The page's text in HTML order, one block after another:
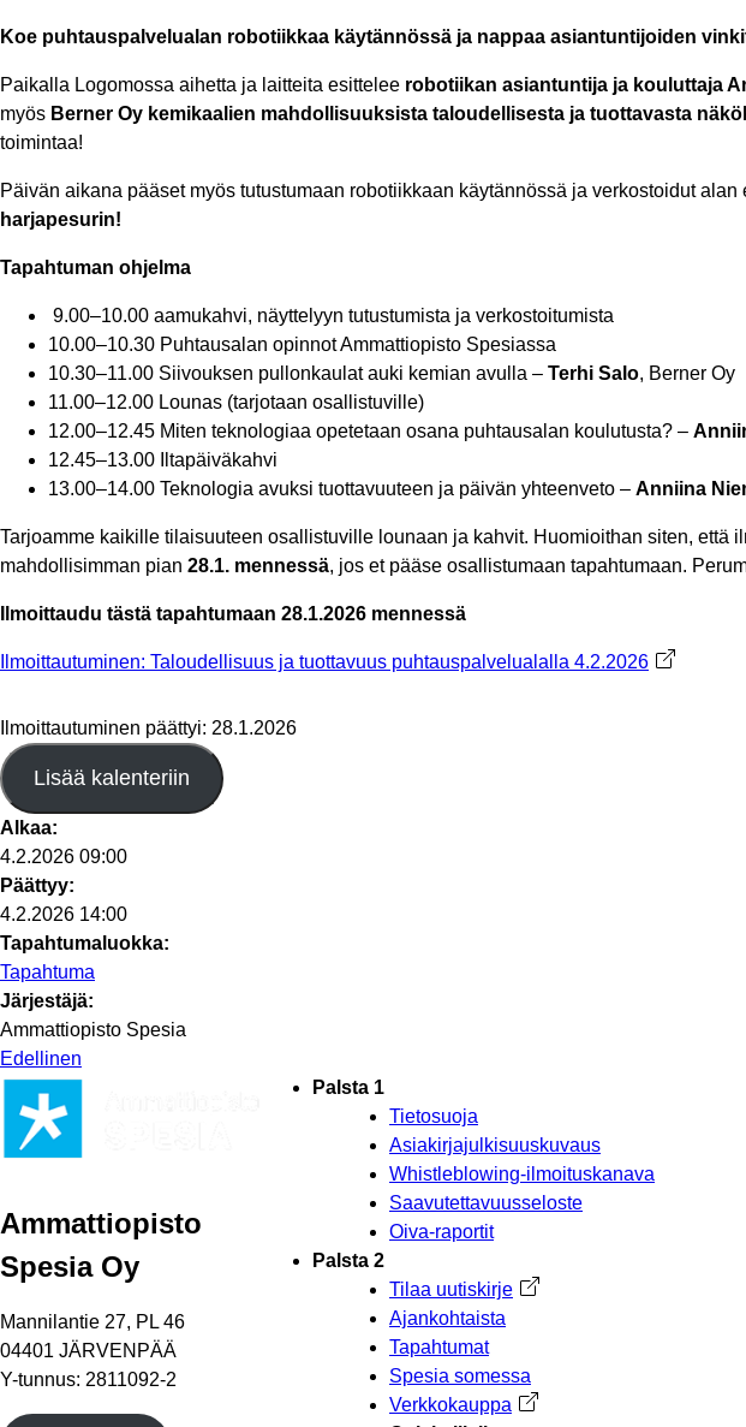
Koe puhtauspalvelualan robotiikkaa käytännössä ja nappaa asiantuntijoiden
Paikalla Logomossa aihetta ja laitteita esittelee robotiikan asiantuntija ja kouluttaja
myös Berner Oy kemikaalien mahdollisuuksista taloudellisesta ja tuottavasta
toimintaa!
Päivän aikana pääset myös tutustumaan robotiikkaan käytännössä ja verkostoidut
harjapesurin!
Tapahtuman ohjelma
9.00–10.00 aamukahvi, näyttelyyn tutustumista ja verkostoitumista
10.00–10.30 Puhtausalan opinnot Ammattiopisto Spesiassa
10.30–11.00 Siivouksen pullonkaulat auki kemian avulla – Terhi Salo, Berner Oy
11.00–12.00 Lounas (tarjotaan osallistuville)
12.00–12.45 Miten teknologiaa opetetaan osana puhtausalan koulutusta? –
12.45–13.00 Iltapäiväkahvi
13.00–14.00 Teknologia avuksi tuottavuuteen ja päivän yhteenveto – Anniina
Tarjoamme kaikille tilaisuuteen osallistuville lounaan ja kahvit. Huomioithan siten,
mahdollisimman pian 28.1. mennessä, jos et pääse osallistumaan tapahtumaan.
Ilmoittaudu tästä tapahtumaan 28.1.2026 mennessä
Ilmoittautuminen: Taloudellisuus ja tuottavuus puhtauspalvelualalla 4.2.2026 Avautuu
Ilmoittautuminen päättyi: 28.1.2026
Lisää kalenteriin
Alkaa:
4.2.2026 09:00
Päättyy:
4.2.2026 14:00
Tapahtumaluokka:
Tapahtuma
Järjestäjä:
Ammattiopisto Spesia
Edellinen
Ammattiopisto
Spesia Oy
Mannilantie 27, PL 46
04401 JÄRVENPÄÄ
Y-tunnus: 2811092-2
Palsta 1
Tietosuoja
Asiakirjajulkisuuskuvaus
Whistleblowing-ilmoituskanava
Saavutettavuusseloste
Oiva-raportit
Palsta 2
Tilaa uutiskirje Avautuu uuteen välilehteen
Ajankohtaista
Tapahtumat
Spesia somessa
Verkkokauppa Avautuu uuteen välilehteen